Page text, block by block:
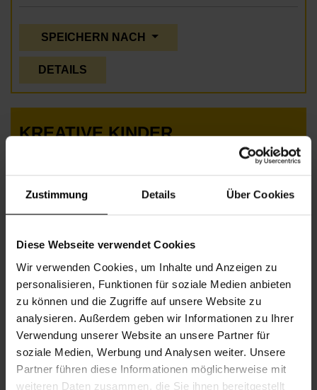
Zustimmung Details Über Cookies
Diese Webseite verwendet Cookies
Wir verwenden Cookies, um Inhalte und Anzeigen zu
personalisieren, Funktionen für soziale Medien anbieten
zu können und die Zugriffe auf unsere Website zu
analysieren. Außerdem geben wir Informationen zu Ihrer
Verwendung unserer Website an unsere Partner für
soziale Medien, Werbung und Analysen weiter. Unsere
Partner führen diese Informationen möglicherweise mit
weiteren Daten zusammen, die Sie ihnen bereitgestellt
SPEICHERN NACH
DETAILS
KREATIVE KINDER
Beginn Montag, 02.08.2027, 17.30 - 19.00
Veranstalter Nachbarschaftszentrum 16